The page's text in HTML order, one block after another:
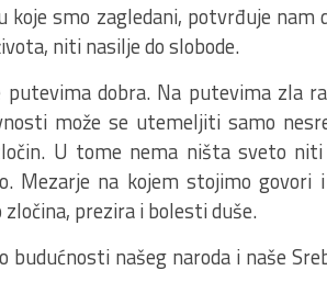
smo zagledani, potvrđuje nam
niti nasilje do slobode.
dobra. Na putevima zla
može se utemeljiti samo
U tome nema ništa sveto
Mezarje na kojem stojimo govori
prezira i bolesti duše.
našeg naroda i naše